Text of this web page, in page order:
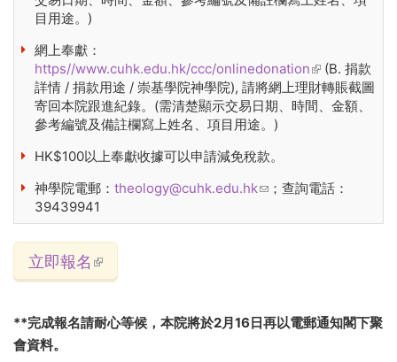
目用途。)
網上奉獻：
https//www.cuhk.edu.hk/ccc/onlinedonation(link is
external)
(B. 捐款
詳情 / 捐款用途 / 崇基學院神學院), 請將網上理財轉賬截圖
寄回本院跟進紀錄。(需清楚顯示交易日期、時間、金額、
參考編號及備註欄寫上姓名、項目用途。)
HK$100以上奉獻收據可以申請減免稅款。
神學院電郵： theology@cuhk.edu.hk(link sends e-mail)
；查詢電話：
39439941
立即報名 (link is external)
**完成報名請耐心等候，本院將於2月16日再以電郵通知閣下聚
會資料。